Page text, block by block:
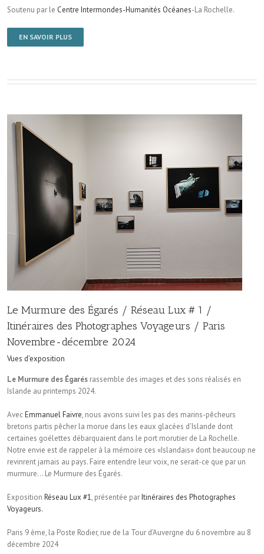
Soutenu par le Centre Intermondes-Humanités Océanes-La Rochelle.
EN SAVOIR PLUS
Le Murmure des Égarés / Réseau Lux # 1 /
Itinéraires des Photographes Voyageurs / Paris
Novembre-décembre 2024
Vues d'exposition
Le Murmure des Égarés rassemble des images et des sons réalisés en
Islande au printemps 2024.
AvecEmmanuel Faivre, nous avons suivi les pas des marins-pêcheurs
bretons partis pêcher la morue dans les eaux glacées d’Islande dont
certaines goélettes débarquaient dans le port morutier de La Rochelle.
Notre envie est de rappeler à la mémoire ces «Islandais» dont beaucoup ne
revinrent jamais au pays. Faire entendre leur voix, ne serait-ce que par un
murmure… Le Murmure des Égarés.
Exposition Réseau Lux #1, présentée parItinéraires des Photographes
Voyageurs.
Paris 9 ème, la Poste Rodier, rue de la Tour d’Auvergne du 6 novembre au 8
décembre 2024